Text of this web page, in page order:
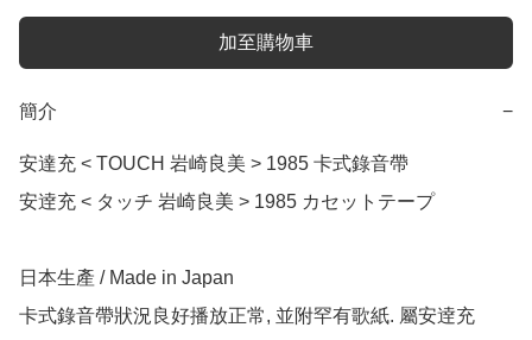
加至購物車
簡介 −
安達充 < TOUCH 岩崎良美 > 1985 卡式錄音帶
安逹充 < タッチ 岩崎良美 > 1985 カセットテープ
日本生產 / Made in Japan
卡式錄音帶狀況良好播放正常, 並附罕有歌紙. 屬安逹充